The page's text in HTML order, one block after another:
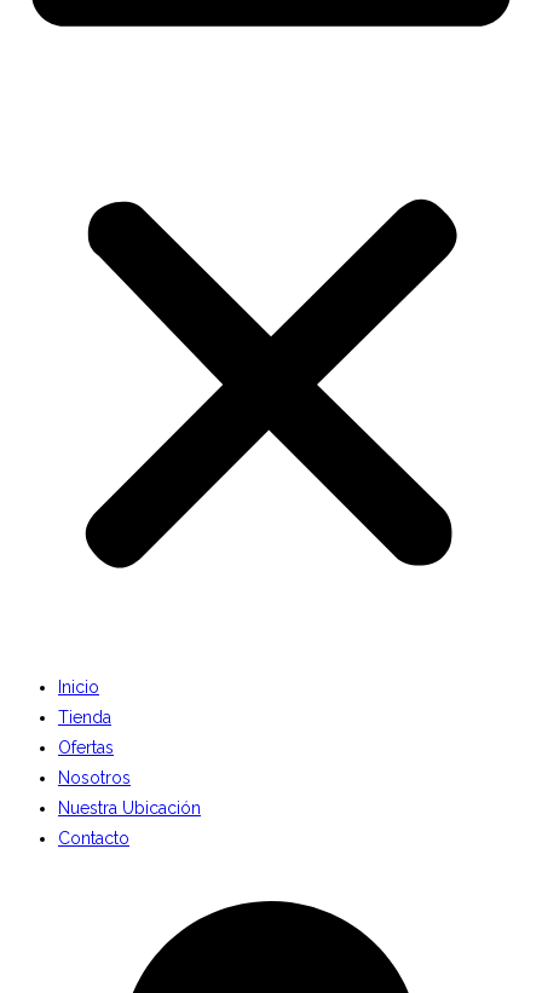
Inicio
Tienda
Ofertas
Nosotros
Nuestra Ubicación
Contacto